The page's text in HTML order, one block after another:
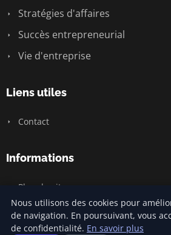
Stratégies d'affaires
Succès entrepreneurial
Vie d'entreprise
Liens utiles
Contact
Informations
Plan du site
Nous utilisons des cookies pour
de navigation. En poursuivant, vous
de confidentialité. En savoir plus